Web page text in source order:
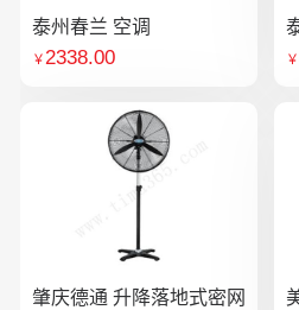
泰州春兰 空调
￥2338.00 ￥
肇庆德通 升降落地式密网